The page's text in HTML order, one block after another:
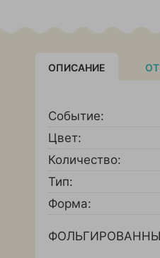
ОПИСАНИЕ
Событие:
Цвет:
Количество:
Тип:
Форма: